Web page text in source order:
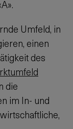
Umfeld, in
einen
des
die
im In- und